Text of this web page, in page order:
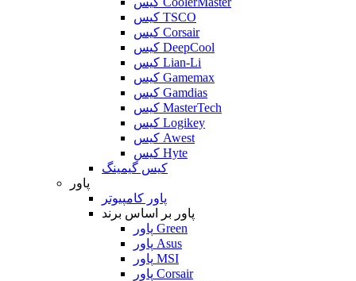
کیس TSCO
کیس Corsair
کیس DeepCool
کیس Lian-Li
کیس Gamemax
کیس Gamdias
کیس MasterTech
کیس Logikey
کیس Awest
کیس Hyte
کیس گیمینگ
پاور
پاور کامپیوتر
پاور بر اساس برند
پاور Green
پاور Asus
پاور MSI
پاور Corsair